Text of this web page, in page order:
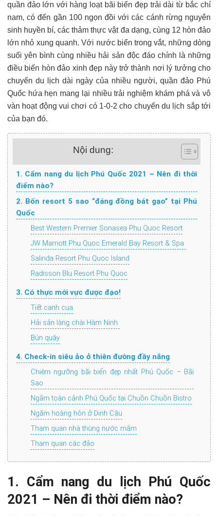
quần đảo lớn với hàng loạt bãi biển đẹp trải dài từ bắc chí
nam, có đến gần 100 ngọn đồi với các cánh rừng nguyên
sinh huyền bí, các thảm thực vật đa dạng, cùng 12 hòn đảo
lớn nhỏ xung quanh. Với nước biển trong vắt, những dòng
suối yên bình cùng nhiều hải sản độc đáo chính là những
điều biến hòn đảo xinh đẹp này trở thành nơi lý tưởng cho
chuyến du lịch dài ngày của nhiều người, quần đảo Phú
Quốc hứa hẹn mang lại nhiều trải nghiệm khám phá và vô
vàn hoạt động vui chơi có 1-0-2 cho chuyến du lịch sắp tới
của bạn đó.
Nội dung:
1. Cẩm nang du lịch Phú Quốc 2021 – Nên đi thời
điểm nào?
2. Bốn resort 5 sao “đáng đồng bát gạo” tại Phú
Quốc
Best Western Premier Sonasea Phu Quoc Resort
JW Marriott Phu Quoc Emerald Bay Resort & Spa
Salinda Resort Phu Quoc Island
Radisson Blu Resort Phu Quoc
3. Có thực mới vực được đạo!
Tiết canh cua
Hải sản làng chài Hàm Ninh
Bún quậy
4. Check-in siêu ảo ở thiên đường đầy nắng
Chiêm ngưỡng bãi biển đẹp nhất Phú Quốc – Bãi
Sao
Ngắm toàn cảnh Phú Quốc tại Chuồn Chuồn Bistro
Ngắm hoàng hôn ở Dinh Cậu
Tham quan nhà thùng nước mắm
Tham quan các đảo
1. Cẩm nang du lịch Phú Quốc
2021 – Nên đi thời điểm nào?